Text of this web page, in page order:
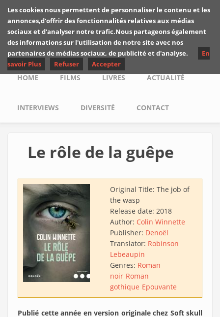
Skip to main content
Les critiques de
Yuyine
Main menu
HOME FILMS LIVRES ACTUALITÉ
INTERVIEWS DIVERSITÉ CONTACT
Le rôle de la guêpe
Original Title: The job of
the wasp
Release date: 2018
Author: Colin Winnette
Publisher: Denoël
Translator: Robinson
Lebeaupin
Genres: Roman
noir Roman
gothique Epouvante
Publié cette année en version originale chez Soft skull
Les cookies nous permettent de personnaliser le contenu et les
annonces,d'offrir des fonctionnalités relatives aux médias
sociaux et d'analyser notre trafic.Nous partageons également
des informations sur l'utilisation de notre site avec nos
partenaires de médias sociaux, de publicité et d'analyse.
En
savoir Plus
Refuser Accepter